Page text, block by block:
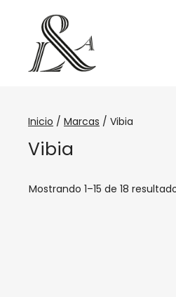
Inicio / Marcas / Vibia
Vibia
Mostrando 1–15 de 18